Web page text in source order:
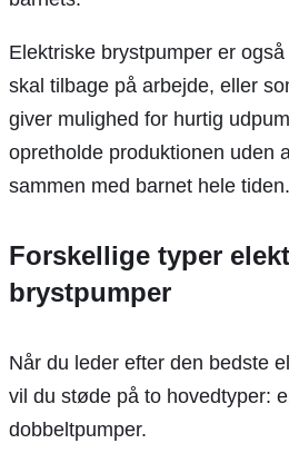
Elektriske brystpumper er
skal tilbage på arbejde, eller
giver mulighed for hurtig
opretholde produktionen uden
sammen med barnet hele tiden.
Forskellige typer
brystpumper
Når du leder efter den bedste
vil du støde på to hovedtyper:
dobbeltpumper.